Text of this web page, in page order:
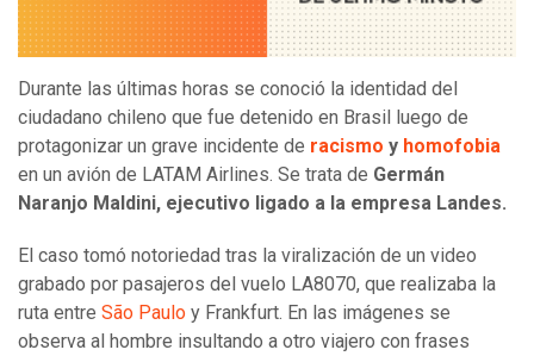
Durante las últimas horas se conoció la identidad del
ciudadano chileno que fue detenido en Brasil luego de
protagonizar un grave incidente de racismo y homofobia
en un avión de LATAM Airlines. Se trata de Germán
Naranjo Maldini, ejecutivo ligado a la empresa Landes.
El caso tomó notoriedad tras la viralización de un video
grabado por pasajeros del vuelo LA8070, que realizaba la
ruta entre São Paulo y Frankfurt. En las imágenes se
observa al hombre insultando a otro viajero con frases